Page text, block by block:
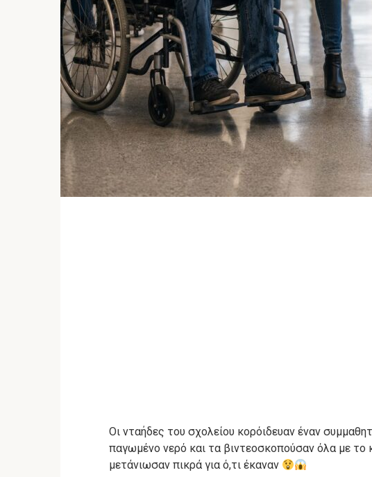
Οι νταήδες του σχολείου κορόιδευαν έναν
παγωμένο νερό και τα βιντεοσκοπούσαν όλα με
μετάνιωσαν πικρά για ό,τι έκαναν